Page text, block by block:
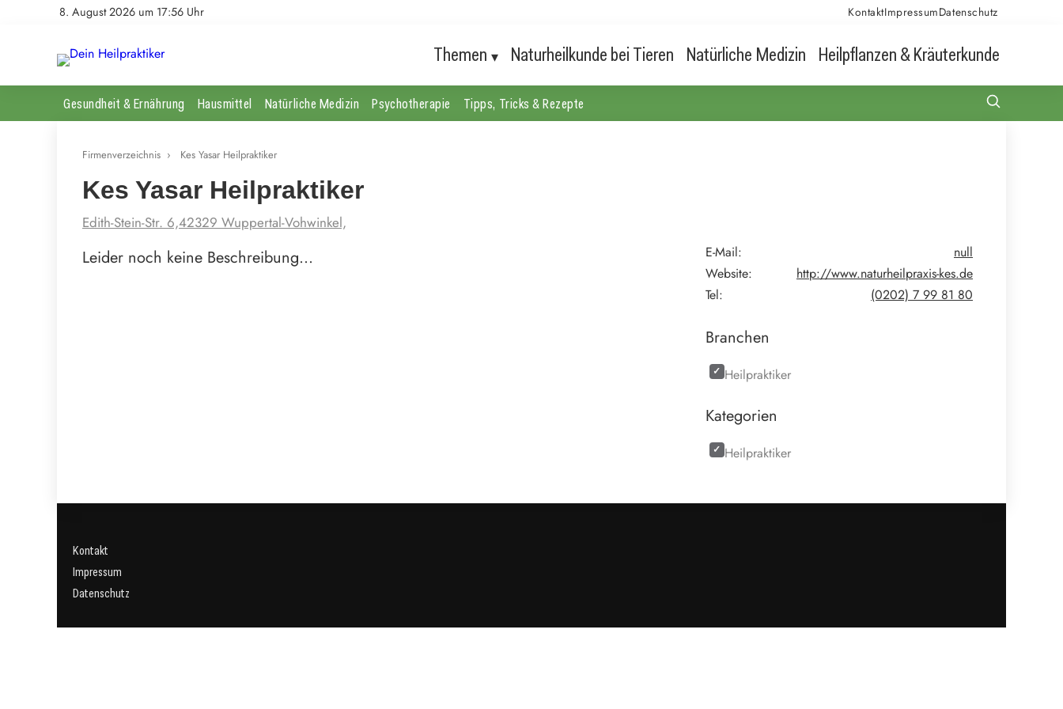
8. August 2026 um 17:56 Uhr KontaktImpressumDatenschutz
Themen Naturheilkunde bei Tieren Natürliche Medizin Heilpflanzen & Kräuterkunde
Gesundheit & Ernährung Hausmittel Natürliche Medizin Psychotherapie Tipps, Tricks & Rezepte
Firmenverzeichnis › Kes Yasar Heilpraktiker
Kes Yasar Heilpraktiker
Edith-Stein-Str. 6,42329 Wuppertal-Vohwinkel,
Leider noch keine Beschreibung… E-Mail:
null
Website:
http://www.naturheilpraxis-kes.de
Tel:
(0202) 7 99 81 80
Branchen
Heilpraktiker
Kategorien
Heilpraktiker
Kontakt
Impressum
Datenschutz